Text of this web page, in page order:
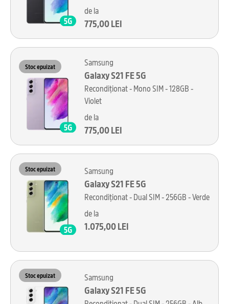
de la
775,00 LEI
Stoc epuizat Samsung
Galaxy S21 FE 5G
Recondiționat - Mono SIM - 128GB -
Violet
de la
775,00 LEI
Stoc epuizat Samsung
Galaxy S21 FE 5G
Recondiționat - Dual SIM - 256GB - Verde
de la
1.075,00 LEI
Stoc epuizat Samsung
Galaxy S21 FE 5G